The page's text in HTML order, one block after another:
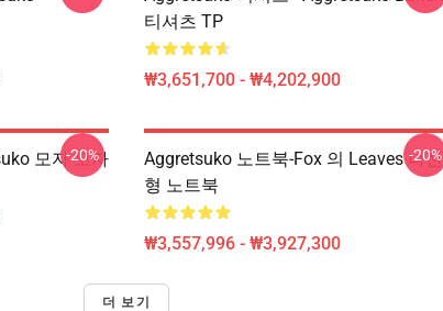
티셔츠 TP
₩3,651,700 - ₩4,202,900
모자 모자
-20%
Aggretsuko 노트북-Fox 의 Leaves 나선
형 노트북
₩3,557,996 - ₩3,927,300
-20%
더 보기